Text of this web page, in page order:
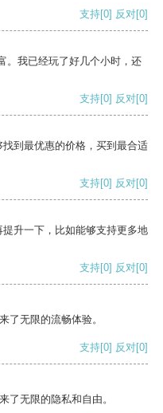
支持[0] 反对[0]
。我已经玩了好几个小时，还
支持[0] 反对[0]
到最优惠的价格，买到最合适
支持[0] 反对[0]
升一下，比如能够支持更多地
支持[0] 反对[0]
了无限的流畅体验。
支持[0] 反对[0]
了无限的隐私和自由。